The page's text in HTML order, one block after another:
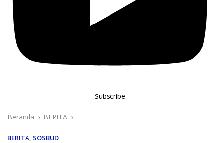
Subscribe
Beranda BERITA
BERITA, SOSBUD